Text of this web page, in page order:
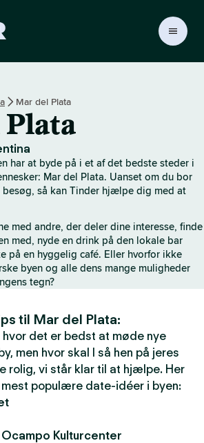
r
s
s
t
a
r
t
d
e
Mar del Plata
har at byde på i et af det bedste steder i
Mar del Plata. Uanset om du bor
så kan Tinder hjælpe dig med at
med andre, der deler dine interesse, finde
med, nyde en drink på den lokale bar
på en hyggelig café. Eller hvorfor ikke
byen og alle dens mange muligheder
tegn?
til Mar del Plata:
hvor det er bedst at møde nye
men hvor skal I så hen på jeres
rolig, vi står klar til at hjælpe. Her
populære date-idéer i byen:
Kulturcenter